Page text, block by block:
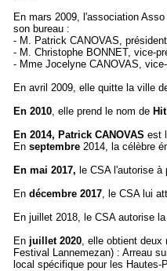
En mars 2009, l'association
son bureau :
- M. Patrick CANOVAS,
- M. Christophe BONNET, vice-
- Mme Jocelyne CANOVAS,
En avril 2009, elle quitte la ville
En 2010, elle prend le nom de
En 2014, Patrick CANOVAS est
En septembre 2014, la célèbre
En mai 2017, le CSA l'autorise à
En décembre 2017, le CSA lui
En juillet 2018, le CSA autorise
En juillet 2020, elle obtient deux
Festival Lannemezan) : Arreau
local spécifique pour les